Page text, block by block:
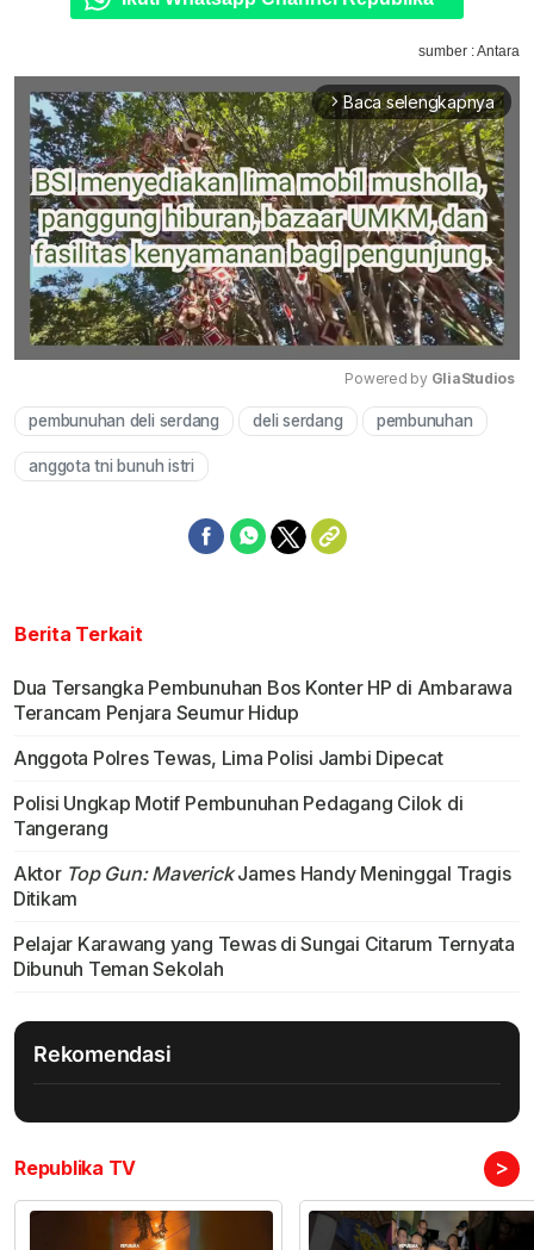
sumber : Antara
arrow_forward_ios Baca selengkapnya
Mute
Powered by GliaStudios
pembunuhan deli serdang deli serdang pembunuhan
anggota tni bunuh istri
Berita Terkait
Dua Tersangka Pembunuhan Bos Konter HP di Ambarawa
Terancam Penjara Seumur Hidup
Anggota Polres Tewas, Lima Polisi Jambi Dipecat
Polisi Ungkap Motif Pembunuhan Pedagang Cilok di
Tangerang
Aktor Top Gun: MaverickJames Handy Meninggal Tragis
Ditikam
Pelajar Karawang yang Tewas di Sungai Citarum Ternyata
Dibunuh Teman Sekolah
Rekomendasi
Republika TV >